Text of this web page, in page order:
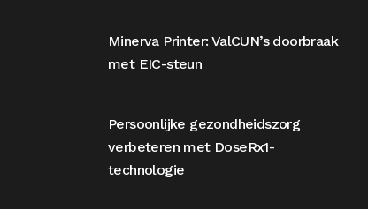
Minerva Printer: ValCUN’s doorbraak
met EIC-steun
Persoonlijke gezondheidszorg
verbeteren met DoseRx1-
technologie